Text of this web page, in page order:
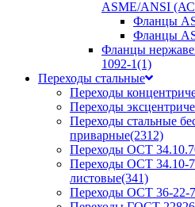
ASME/ANSI
Фланцы
Фланцы
Фланцы
1092-1(1)
Переходы стальные
Переходы
Переходы
Переходы стальные
приварные(2312)
Переходы ОСТ
Переходы ОСТ 34.10-
листовые(341)
Переходы ОСТ 36-22-